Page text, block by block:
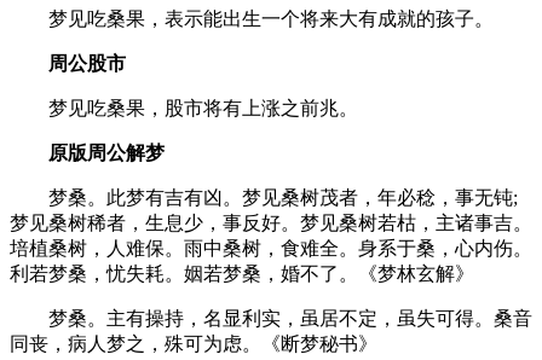
梦见吃桑果，表示能出生一个将来大有成就的孩子。
周公股市
梦见吃桑果，股市将有上涨之前兆。
原版周公解梦
梦桑。此梦有吉有凶。梦见桑树茂者，年必稔，事无钝;
梦见桑树稀者，生息少，事反好。梦见桑树若枯，主诸事吉。
培植桑树，人难保。雨中桑树，食难全。身系于桑，心内伤。
利若梦桑，忧失耗。姻若梦桑，婚不了。《梦林玄解》
梦桑。主有操持，名显利实，虽居不定，虽失可得。桑音
同丧，病人梦之，殊可为虑。《断梦秘书》